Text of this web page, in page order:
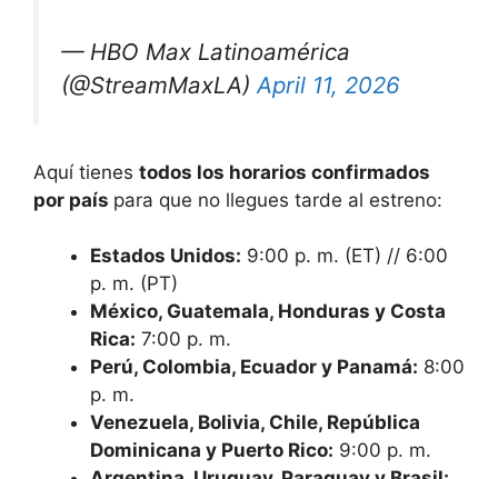
— HBO Max Latinoamérica
(@StreamMaxLA)April 11, 2026
Aquí tienes todos los horarios confirmados
por país para que no llegues tarde al estreno:
Estados Unidos: 9:00 p. m. (ET) // 6:00
p. m. (PT)
México, Guatemala, Honduras y Costa
Rica: 7:00 p. m.
Perú, Colombia, Ecuador y Panamá: 8:00
p. m.
Venezuela, Bolivia, Chile, República
Dominicana y Puerto Rico: 9:00 p. m.